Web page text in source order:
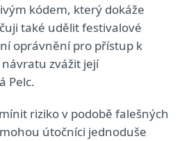
kódem, který dokáže
také udělit festivalové
oprávnění pro přístup k
zvážit její
Pelc.
riziko v podobě falešných
útočníci jednoduše